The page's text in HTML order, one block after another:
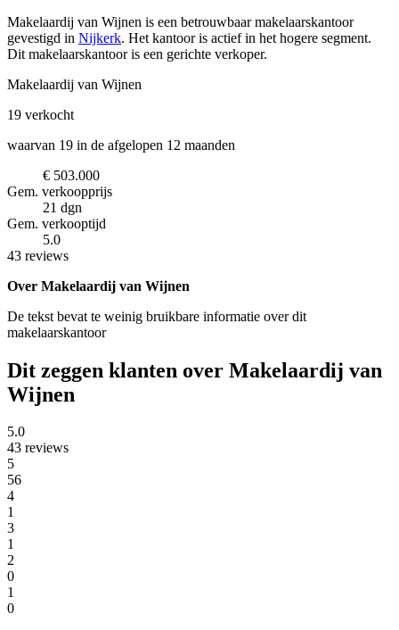
Makelaardij van Wijnen is een betrouwbaar makelaarskantoor
gevestigd in Nijkerk. Het kantoor is actief in het hogere segment.
Dit makelaarskantoor is een gerichte verkoper.
Makelaardij van Wijnen
19 verkocht
waarvan 19 in de afgelopen 12 maanden
€ 503.000
Gem. verkoopprijs
21 dgn
Gem. verkooptijd
5.0
43 reviews
Over Makelaardij van Wijnen
De tekst bevat te weinig bruikbare informatie over dit
makelaarskantoor
Dit zeggen klanten over Makelaardij van
Wijnen
5.0
43 reviews
5
56
4
1
3
1
2
0
1
0